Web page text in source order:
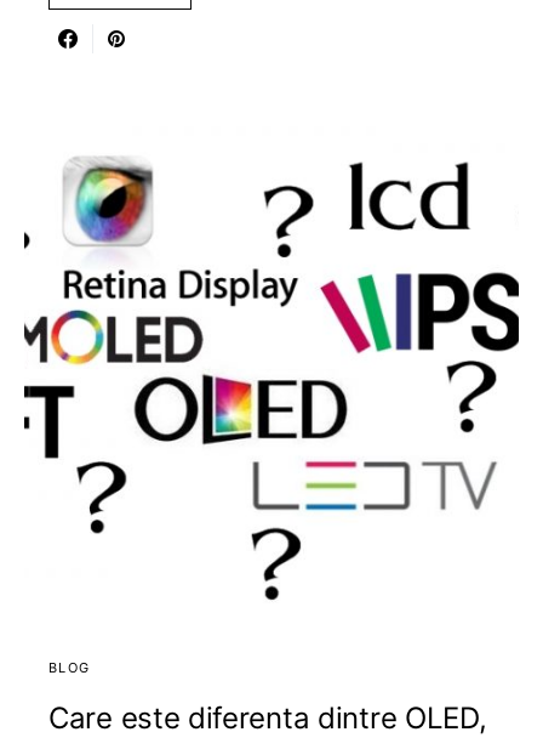
BLOG
Care este diferenta dintre OLED,